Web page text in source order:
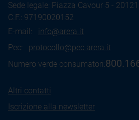
Sede legale: Piazza Cavour 5 -
C.F.: 97190020152
E-mail: info@arera.it
Pec: protocollo@pec.arera.it
Numero verde consumatori:
Altri contatti
Iscrizione alla newsletter